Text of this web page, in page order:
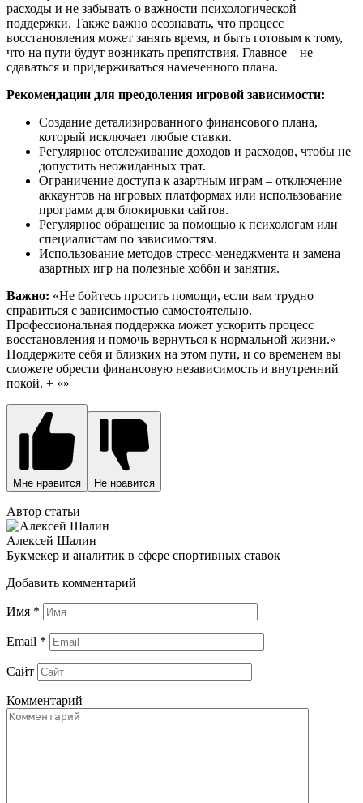
расходы и не забывать о важности психологической
поддержки. Также важно осознавать, что процесс
восстановления может занять время, и быть готовым к тому,
что на пути будут возникать препятствия. Главное – не
сдаваться и придерживаться намеченного плана.
Рекомендации для преодоления игровой зависимости:
Создание детализированного финансового плана,
который исключает любые ставки.
Регулярное отслеживание доходов и расходов, чтобы не
допустить неожиданных трат.
Ограничение доступа к азартным играм – отключение
аккаунтов на игровых платформах или использование
программ для блокировки сайтов.
Регулярное обращение за помощью к психологам или
специалистам по зависимостям.
Использование методов стресс-менеджмента и замена
азартных игр на полезные хобби и занятия.
Важно: «Не бойтесь просить помощи, если вам трудно
справиться с зависимостью самостоятельно.
Профессиональная поддержка может ускорить процесс
восстановления и помочь вернуться к нормальной жизни.»
Поддержите себя и близких на этом пути, и со временем вы
сможете обрести финансовую независимость и внутренний
покой. + «»
Мне нравится Не нравится
Автор статьи
Алексей Шалин
Букмекер и аналитик в сфере спортивных ставок
Добавить комментарий
Имя *
Email *
Сайт
Комментарий